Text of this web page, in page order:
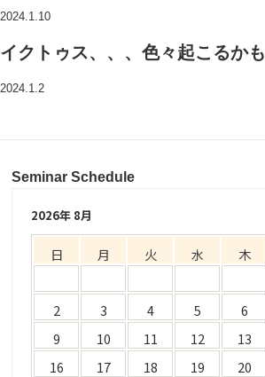
2024.1.10
イクトゥス、、、色々起こるかも
2024.1.2
Seminar Schedule
2026年 8月
日 月 火 水 木
2
3 4 5 6
9
10 11 12 13
16
17 18 19 20